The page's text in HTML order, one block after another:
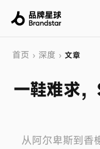
首页 › 深度 › 文章
一鞋难求
从阿尔卑斯到香